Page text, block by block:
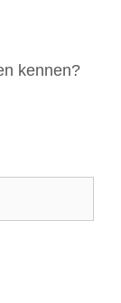
kennen?